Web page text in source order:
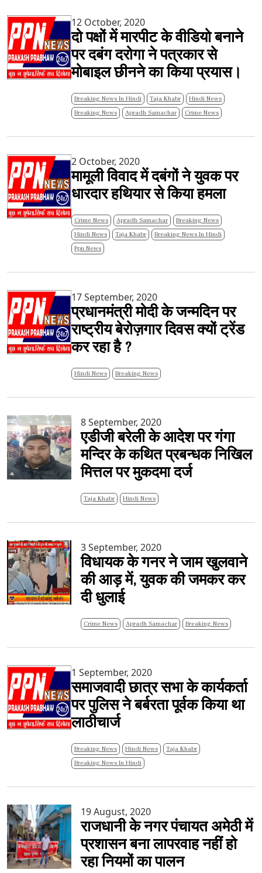
12 October, 2020
दो पक्षों में मारपीट के वीडियो बनाने
पर दबंग दरोगा ने पत्रकार से
मोबाइल छीनने का किया प्रयास।
Breaking News In Hindi Taja Khabr
Hindi News
Breaking News
Apradh Samachar Crime News
2 October, 2020
मामूली विवाद में दबंगों ने युवक पर
धारदार हथियार से किया हमला
Crime News Apradh Samachar
Breaking News
Hindi News
Taja Khabr
Breaking News In Hindi
Ppn News
17 September, 2020
प्रधानमंत्री मोदी के जन्मदिन पर
राष्ट्रीय बेरोज़गार दिवस क्यों ट्रेंड
कर रहा है ?
Hindi News Breaking News
8 September, 2020
एडीजी बरेली के आदेश पर गंगा
मन्दिर के कथित प्रबन्धक निखिल
मित्तल पर मुकदमा दर्ज
Taja Khabr Hindi News
3 September, 2020
विधायक के गनर ने जाम खुलवाने
की आड़ में, युवक की जमकर कर
दी धुलाई
Crime News Apradh Samachar Breaking News
1 September, 2020
समाजवादी छात्र सभा के कार्यकर्ता
पर पुलिस ने बर्बरता पूर्वक किया था
लाठीचार्ज
Breaking News Hindi News
Taja Khabr
Breaking News In Hindi
19 August, 2020
राजधानी के नगर पंचायत अमेठी में
प्रशासन बना लापरवाह नहीं हो
रहा नियमों का पालन